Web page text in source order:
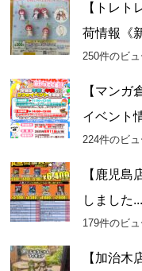
【トレト
荷情報《
250件のビュ
【マンガ
イベント
224件のビュ
【鹿児
しました...
179件のビュ
【加治木